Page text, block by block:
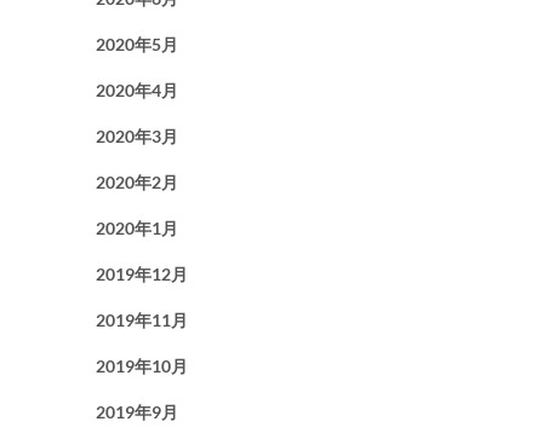
2020年5月
2020年4月
2020年3月
2020年2月
2020年1月
2019年12月
2019年11月
2019年10月
2019年9月